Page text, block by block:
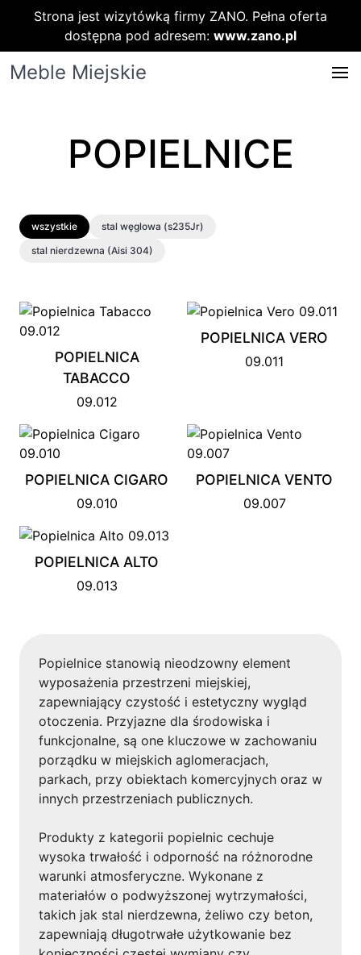
Strona jest wizytówką firmy ZANO. Pełna oferta
dostępna pod adresem: www.zano.pl
Meble Miejskie
POPIELNICE
wszystkie
stal węglowa (s235Jr)
stal nierdzewna (Aisi 304)
POPIELNICA
TABACCO
09.012
POPIELNICA VERO
09.011
POPIELNICA CIGARO
09.010
POPIELNICA VENTO
09.007
POPIELNICA ALTO
09.013
Popielnice stanowią nieodzowny element
wyposażenia przestrzeni miejskiej,
zapewniający czystość i estetyczny wygląd
otoczenia. Przyjazne dla środowiska i
funkcjonalne, są one kluczowe w zachowaniu
porządku w miejskich aglomeracjach,
parkach, przy obiektach komercyjnych oraz w
innych przestrzeniach publicznych.
Produkty z kategorii popielnic cechuje
wysoka trwałość i odporność na różnorodne
warunki atmosferyczne. Wykonane z
materiałów o podwyższonej wytrzymałości,
takich jak stal nierdzewna, żeliwo czy beton,
zapewniają długotrwałe użytkowanie bez